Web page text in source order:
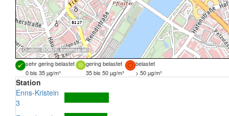
Quellen: DORIS,basemap.at
sehr gering belastet gering belastet
belastet
0 bis 35 µg/m³
35 bis 50 µg/m³ > 50 µg/m³
Station
Enns-Kristein
3